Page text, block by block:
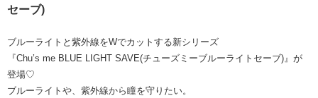
セーブ)
ブルーライトと紫外線をWでカットする新シリーズ
『Chu’s me BLUE LIGHT SAVE(チューズミーブルーライトセーブ)』が
登場♡
ブルーライトや、紫外線から瞳を守りたい。